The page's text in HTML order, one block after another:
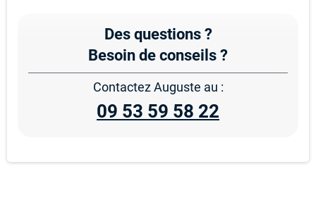
Des questions ?
Besoin de conseils ?
Contactez Auguste au :
09 53 59 58 22